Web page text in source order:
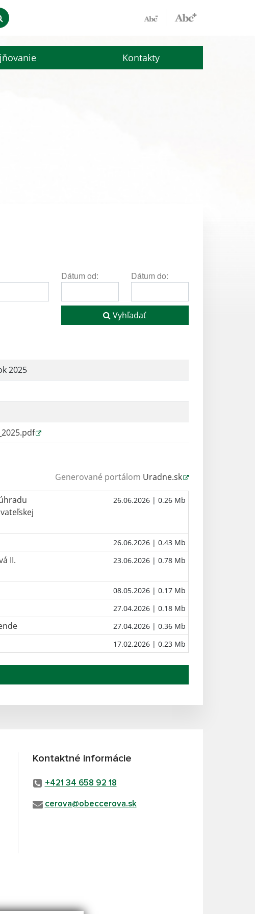
Kontakty
Dátum od: Dátum do:
Vyhľadať
2025
Generované portálom Uradne.sk
26.06.2026 | 0.26 Mb
26.06.2026 | 0.43 Mb
II.
23.06.2026 | 0.78 Mb
08.05.2026 | 0.17 Mb
27.04.2026 | 0.18 Mb
27.04.2026 | 0.36 Mb
17.02.2026 | 0.23 Mb
Kontaktné informácie
+421 34 658 92 18
cerova@obeccerova.sk